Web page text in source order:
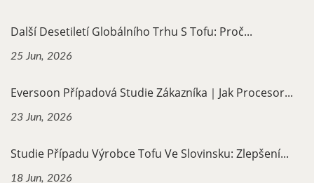
Další Desetiletí Globálního Trhu S Tofu: Proč...
25 Jun, 2026
Eversoon Případová Studie Zákazníka｜Jak Procesor...
23 Jun, 2026
Studie Případu Výrobce Tofu Ve Slovinsku: Zlepšení...
18 Jun, 2026